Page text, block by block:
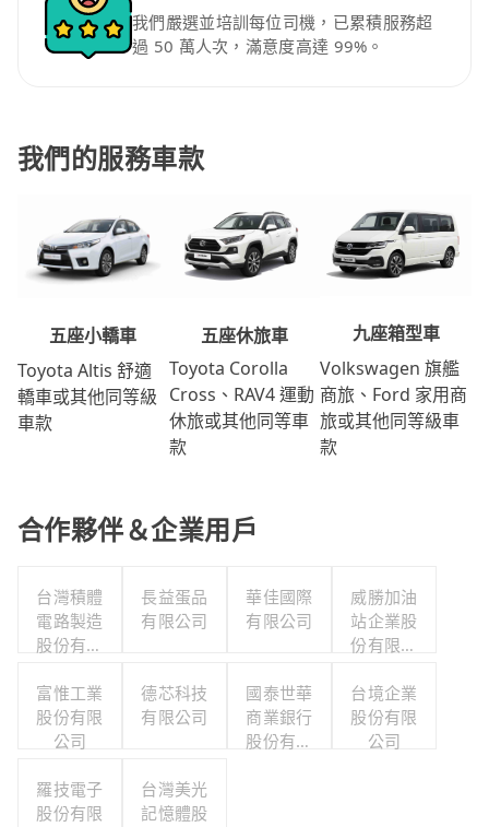
我們嚴選並培訓每位司機，已累積服務超
過 50 萬人次，滿意度高達 99%。
我們的服務車款
五座小轎車
Toyota Altis 舒適
轎車或其他同等級
車款
五座休旅車
Toyota Corolla
Cross、RAV4 運動
休旅或其他同等車
款
九座箱型車
Volkswagen 旗艦
商旅、Ford 家用商
旅或其他同等級車
款
合作夥伴＆企業用戶
台灣積體
電路製造
股份有限
長益蛋品
有限公司
華佳國際
有限公司
威勝加油
站企業股
份有限公
富惟工業
股份有限
公司
德芯科技
有限公司
國泰世華
商業銀行
股份有限
台境企業
股份有限
公司
羅技電子
股份有限
台灣美光
記憶體股